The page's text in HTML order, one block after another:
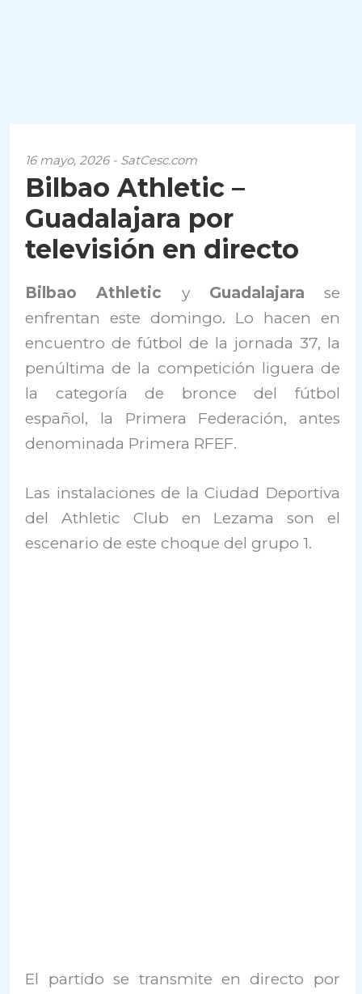
16 mayo, 2026 - SatCesc.com
Bilbao Athletic –
Guadalajara por
televisión en directo
Bilbao Athletic yGuadalajara se
enfrentan este domingo. Lo hacen en
encuentro de fútbol de la jornada 37, la
penúltima de la competición liguera de
la categoría de bronce del fútbol
español, la Primera Federación, antes
denominada Primera RFEF.
Las instalaciones de la Ciudad Deportiva
del Athletic Club en Lezama son el
escenario de este choque del grupo 1.
El partido se transmite en directo por